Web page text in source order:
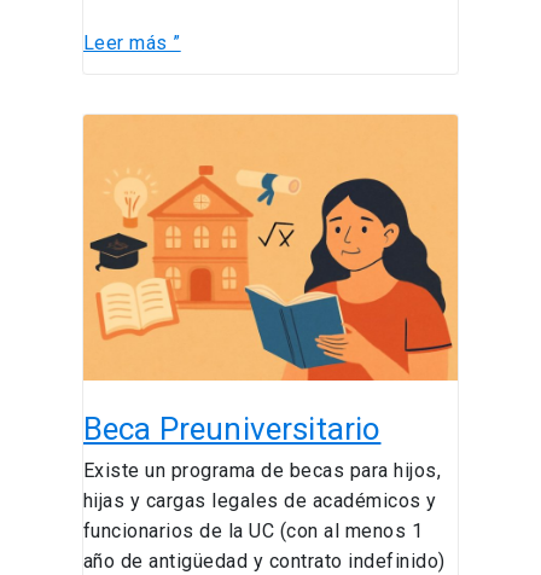
Leer más ”
Beca Preuniversitario
Existe un programa de becas para hijos,
hijas y cargas legales de académicos y
funcionarios de la UC (con al menos 1
año de antigüedad y contrato indefinido)